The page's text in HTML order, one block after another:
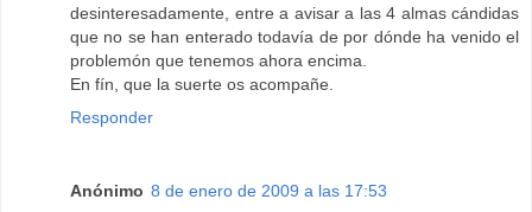
desinteresadamente, entre a avisar a las 4 almas cándidas
que no se han enterado todavía de por dónde ha venido el
problemón que tenemos ahora encima.
En fín, que la suerte os acompañe.
Responder
Anónimo 8 de enero de 2009 a las 17:53